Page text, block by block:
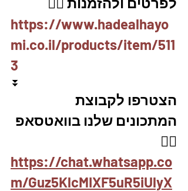
https://www.hadealhayo
mi.co.il/products/item/511
3
⏬
הצטרפו לקבוצת
המתכונים שלנו בוואטסאפ
👇🏽
https://chat.whatsapp.co
m/Guz5KlcMIXF5uR5iUlyX